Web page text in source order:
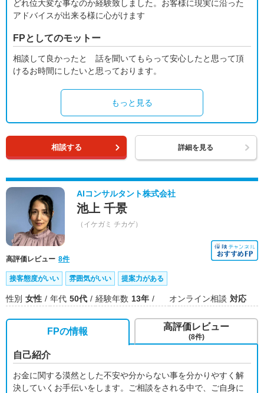
どれ位大変な事なのか経験致しました。お客様に現実に沿った
アドバイスが出来る様に心がけます
FPとしてのモットー
相談して良かったと 話を聞いてもらって安心したと思って頂
けるお時間にしたいと思っております。
もっと見る
相談する 詳細を見る
AIコンサルタント株式会社
池上 千景
（イケガミ チカゲ）
高評価レビュー 8件
接客態度がいい 雰囲気がいい 提案力がある
性別 女性 年代 50代 経験年数 13年 オンライン相談 対応
FPの情報
自己紹介
お金に関する漠然とした不安や分からない事を分かりやすく解
決していくお手伝いをします。ご相談をされる中で、ご自身に
高評価レビュー
(8件)